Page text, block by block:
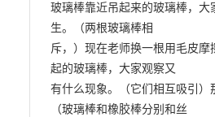
玻璃棒靠近吊起来的玻璃棒，大
生。（两根玻璃棒相
斥，）现在老师换一根用毛皮摩
起的玻璃棒，大家观察又
有什么现象。（它们相互吸引）
（玻璃棒和橡胶棒分别和丝